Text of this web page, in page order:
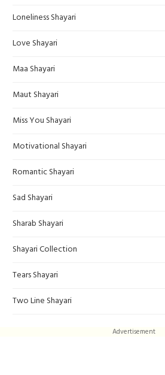
Loneliness Shayari
Love Shayari
Maa Shayari
Maut Shayari
Miss You Shayari
Motivational Shayari
Romantic Shayari
Sad Shayari
Sharab Shayari
Shayari Collection
Tears Shayari
Two Line Shayari
Advertisement